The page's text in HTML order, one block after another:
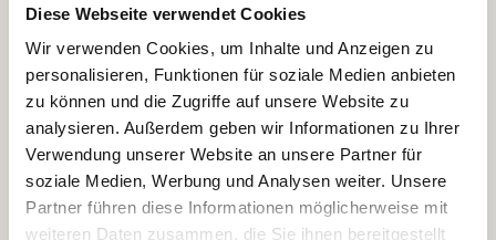
Diese Webseite verwendet Cookies
Wir verwenden Cookies, um Inhalte und Anzeigen zu
personalisieren, Funktionen für soziale Medien anbieten
zu können und die Zugriffe auf unsere Website zu
analysieren. Außerdem geben wir Informationen zu Ihrer
Verwendung unserer Website an unsere Partner für
soziale Medien, Werbung und Analysen weiter. Unsere
Partner führen diese Informationen möglicherweise mit
weiteren Daten zusammen, die Sie ihnen bereitgestellt
Immer auf dem Laufenden
bleiben mit unseren gratis
E-Mail-Newslettern!
E-Mail
Whatsapp
Bericht zusammengefasst.
#4 Grafik des Tages